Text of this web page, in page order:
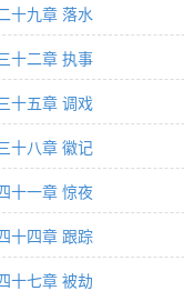
十九章 落水
十二章 执事
十五章 调戏
十八章 徽记
十一章 惊夜
十四章 跟踪
十七章 被劫